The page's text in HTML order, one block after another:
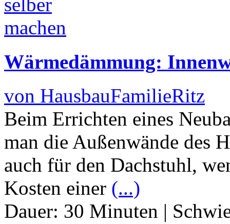
Wärmedämmung:
von HausbauFamilieRitz
Beim Errichten eines
man die Außenwände des
auch für den Dachstuhl,
Kosten einer (...)
Dauer: 30 Minuten |